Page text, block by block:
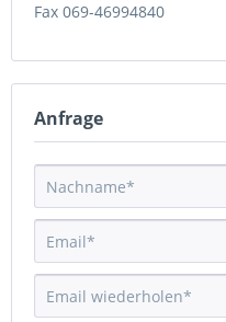
Fax 069-46994840
Anfrage